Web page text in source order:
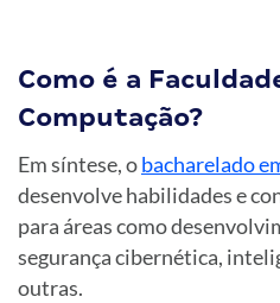
Como é a
Computação?
Em síntese, obacharelado
desenvolve habilidades e
para áreas como
segurança cibernética,
outras.